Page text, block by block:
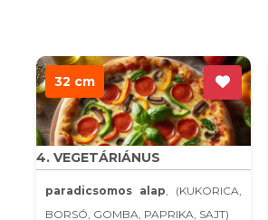
32 cm
4. VEGETÁRIÁNUS
paradicsomos alap, (KUKORICA,
BORSÓ, GOMBA, PAPRIKA, SAJT)